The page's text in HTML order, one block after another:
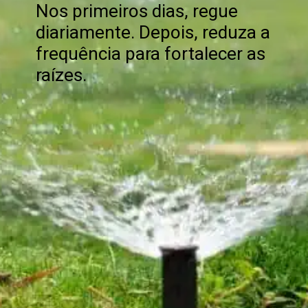
Nos primeiros dias, regue
diariamente. Depois, reduza a
frequência para fortalecer as
raízes.